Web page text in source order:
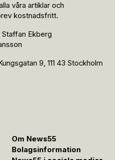
våra artiklar och
kostnadsfritt.
Staffan Ekberg
9, 111 43 Stockholm
Om News55
Bolagsinformation